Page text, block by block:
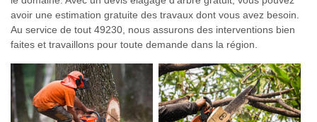
avoir une estimation gratuite des travaux dont vous avez besoin.
Au service de tout 49230, nous assurons des interventions bien
faites et travaillons pour toute demande dans la région.